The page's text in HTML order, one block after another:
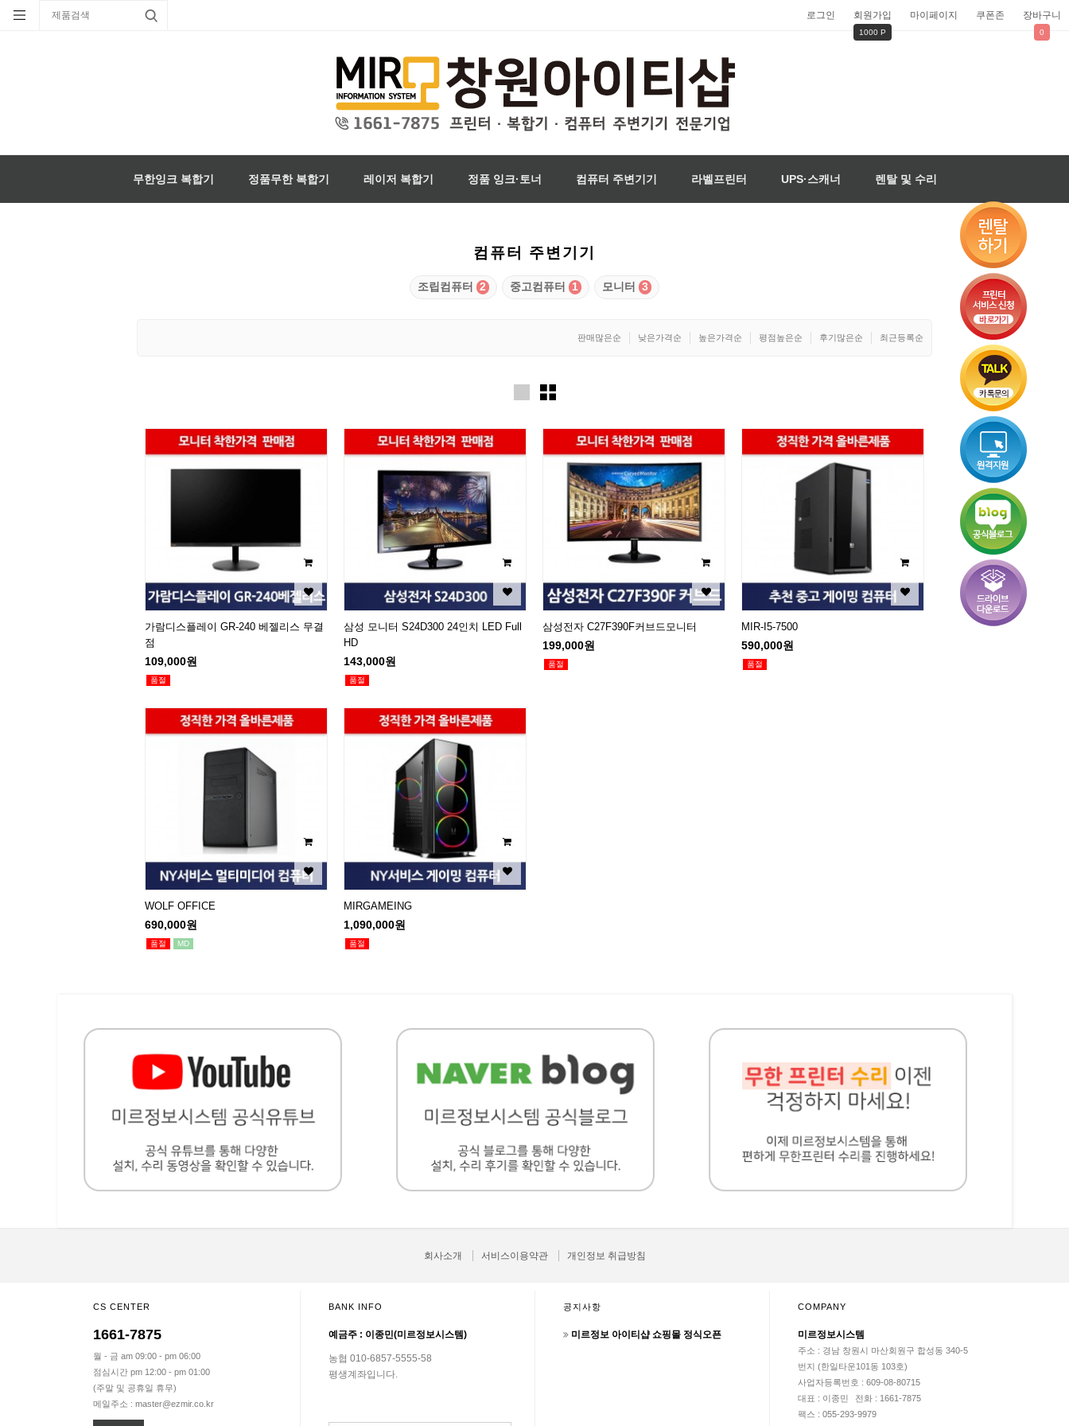
로그인 회원가입
1000 P
마이페이지 쿠폰존 장바구니
0
무한잉크 복합기 정품무한 복합기 레이저 복합기 정품 잉크·토너 컴퓨터 주변기기 라벨프린터 UPS·스캐너 렌탈 및 수리
컴퓨터 주변기기
조립컴퓨터 2 중고컴퓨터 1 모니터 3
판매많은순 낮은가격순 높은가격순 평점높은순 후기많은순 최근등록순
가람디스플레이 GR-240 베젤리스 무결
점
109,000원
품절
삼성 모니터 S24D300 24인치 LED Full
HD
143,000원
품절
삼성전자 C27F390F커브드모니터
199,000원
품절
MIR-I5-7500
590,000원
품절
WOLF OFFICE
690,000원
품절 MD
MIRGAMEING
1,090,000원
품절
회사소개 서비스이용약관 개인정보 취급방침
CS CENTER
1661-7875
월 - 금 am 09:00 - pm 06:00
점심시간 pm 12:00 - pm 01:00
(주말 및 공휴일 휴무)
메일주소 : master@ezmir.co.kr
BANK INFO
예금주 : 이종민(미르정보시스템)
농협 010-6857-5555-58
평생계좌입니다.
공지사항
미르정보 아이티샵 쇼핑몰 정식오픈
COMPANY
미르정보시스템
주소 : 경남 창원시 마산회원구 합성동 340-5
번지 (한일타운101동 103호)
사업자등록번호 : 609-08-80715
대표 : 이종민
전화 : 1661-7875
팩스 : 055-293-9979